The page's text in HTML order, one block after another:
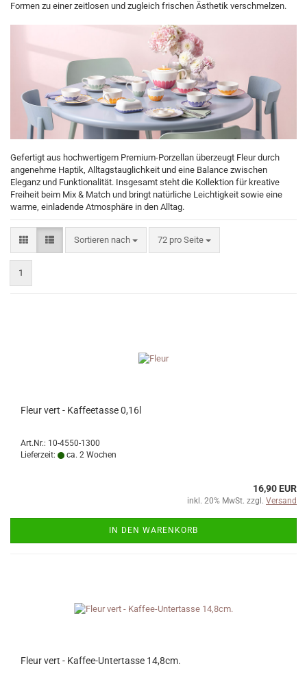
Formen zu einer zeitlosen und zugleich frischen Ästhetik verschmelzen.
Gefertigt aus hochwertigem Premium-Porzellan überzeugt Fleur durch
angenehme Haptik, Alltagstauglichkeit und eine Balance zwischen
Eleganz und Funktionalität. Insgesamt steht die Kollektion für kreative
Freiheit beim Mix & Match und bringt natürliche Leichtigkeit sowie eine
warme, einladende Atmosphäre in den Alltag.
Sortieren nach
Sortieren nach 72 pro Seite
pro Seite
1
Fleur vert - Kaffeetasse 0,16l
Art.Nr.: 10-4550-1300
Lieferzeit:
ca. 2 Wochen
16,90 EUR
inkl. 20% MwSt. zzgl. Versand
IN DEN WARENKORB
Fleur vert - Kaffee-Untertasse 14,8cm.